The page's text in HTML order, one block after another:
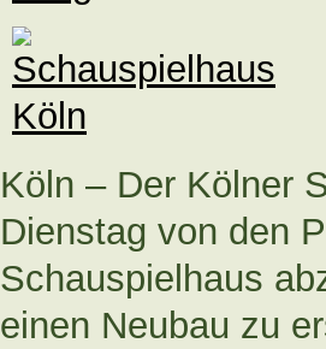
Köln – Der Kölner
Dienstag von den
Schauspielhaus
einen Neubau zu